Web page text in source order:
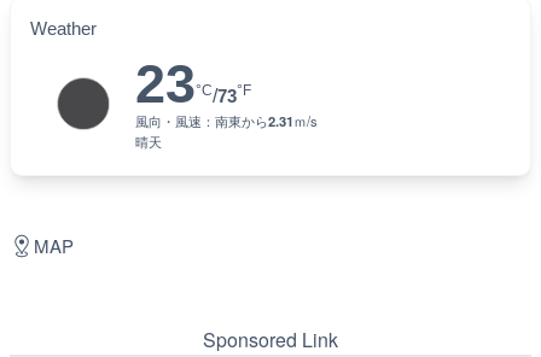
Weather
23°C/73°F
風向・風速： 南東から2.31ｍ/s
晴天
MAP
Sponsored Link